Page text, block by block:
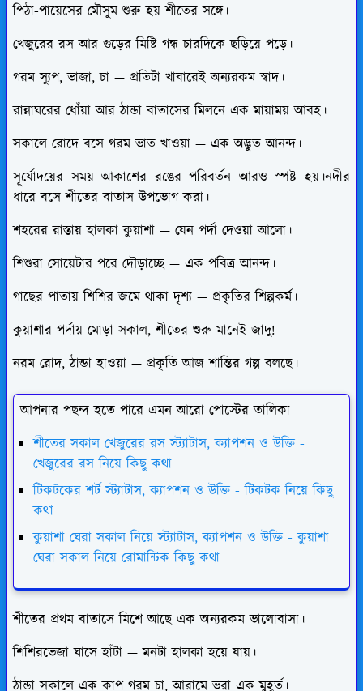
পিঠা-পায়েসের মৌসুম শুরু হয় শীতের সঙ্গে।
খেজুরের রস আর গুড়ের মিষ্টি গন্ধ চারদিকে ছড়িয়ে পড়ে।
গরম স্যুপ, ভাজা, চা — প্রতিটা খাবারেই অন্যরকম স্বাদ।
রান্নাঘরের ধোঁয়া আর ঠান্ডা বাতাসের মিলনে এক মায়াময় আবহ।
সকালে রোদে বসে গরম ভাত খাওয়া — এক অদ্ভুত আনন্দ।
সূর্যোদয়ের সময় আকাশের রঙের পরিবর্তন আরও স্পষ্ট হয়।নদীর
ধারে বসে শীতের বাতাস উপভোগ করা।
শহরের রাস্তায় হালকা কুয়াশা — যেন পর্দা দেওয়া আলো।
শিশুরা সোয়েটার পরে দৌড়াচ্ছে — এক পবিত্র আনন্দ।
গাছের পাতায় শিশির জমে থাকা দৃশ্য — প্রকৃতির শিল্পকর্ম।
কুয়াশার পর্দায় মোড়া সকাল, শীতের শুরু মানেই জাদু!
নরম রোদ, ঠান্ডা হাওয়া — প্রকৃতি আজ শান্তির গল্প বলছে।
আপনার পছন্দ হতে পারে এমন আরো পোস্টের তালিকা
শীতের সকাল খেজুরের রস স্ট্যাটাস, ক্যাপশন ও উক্তি -
খেজুরের রস নিয়ে কিছু কথা
টিকটকের শর্ট স্ট্যাটাস, ক্যাপশন ও উক্তি - টিকটক নিয়ে কিছু
কথা
কুয়াশা ঘেরা সকাল নিয়ে স্ট্যাটাস, ক্যাপশন ও উক্তি - কুয়াশা
ঘেরা সকাল নিয়ে রোমান্টিক কিছু কথা
শীতের প্রথম বাতাসে মিশে আছে এক অন্যরকম ভালোবাসা।
শিশিরভেজা ঘাসে হাঁটা — মনটা হালকা হয়ে যায়।
ঠান্ডা সকালে এক কাপ গরম চা, আরামে ভরা এক মুহূর্ত।